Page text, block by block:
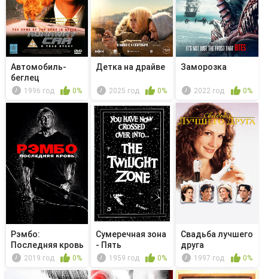
Автомобиль-
беглец
1996 год 0%
Детка на драйве
2025 год 0%
Заморозка
2022 год 0%
Рэмбо:
Последняя кровь
2019 год 0%
Сумеречная зона
- Пять
персонажей в п...
1959 год 0%
Свадьба лучшего
друга
1997 год 0%